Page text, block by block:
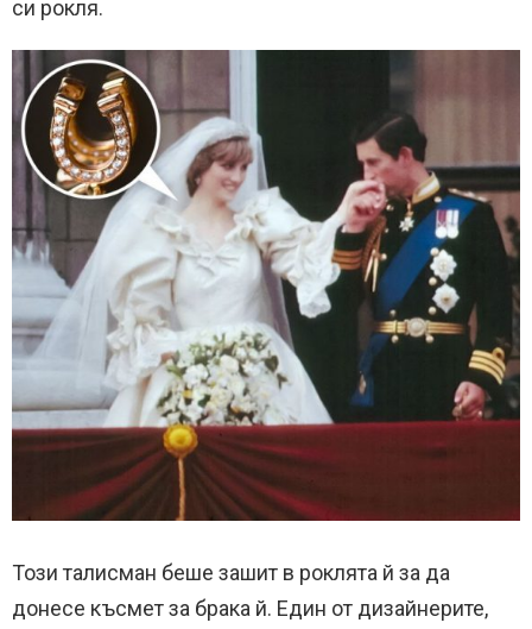
си рокля.
Този талисман беше зашит в роклята й за да
донесе късмет за брака й. Един от дизайнерите,